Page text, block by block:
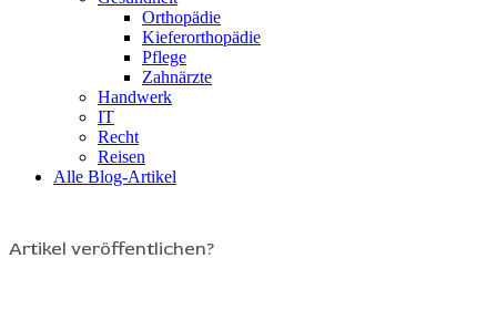
Orthopädie
Kieferorthopädie
Pflege
Zahnärzte
Handwerk
IT
Recht
Reisen
Alle Blog-Artikel
Artikel veröffentlichen?